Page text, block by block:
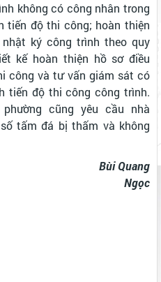
không có công nhân trong
tiến độ thi công; hoàn thiện
ký công trình theo quy
kế hoàn thiện hồ sơ điều
công và tư vấn giám sát có
tiến độ thi công công trình.
cũng yêu cầu nhà
tấm đá bị thấm và không
Bùi Quang
Ngọc